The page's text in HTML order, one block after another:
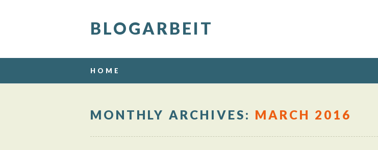
BLOGARBEIT
Main menu
HOME
MONTHLY ARCHIVES: MARCH 2016